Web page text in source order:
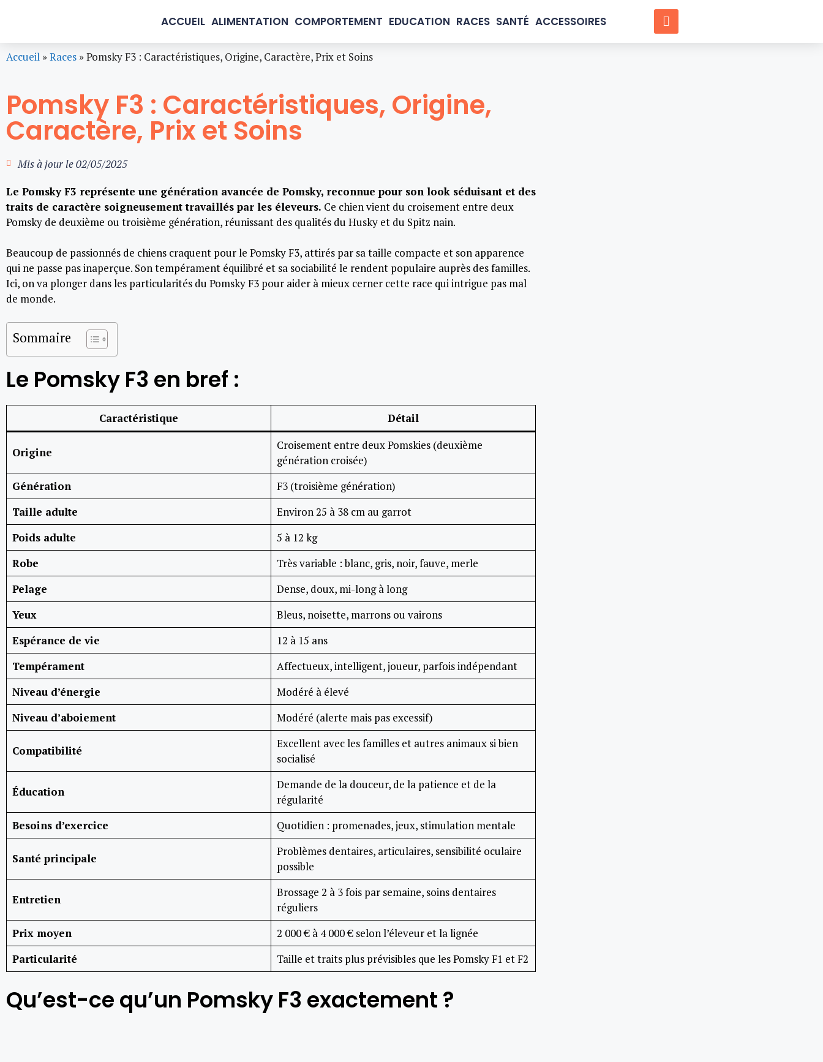
ACCUEIL ALIMENTATION COMPORTEMENT EDUCATION RACES SANTÉ ACCESSOIRES
Accueil »Races »Pomsky F3 : Caractéristiques, Origine, Caractère, Prix et Soins
Pomsky F3 : Caractéristiques, Origine,
Caractère, Prix et Soins
Mis à jour le02/05/2025
Le Pomsky F3 représente une génération avancée de Pomsky, reconnue pour son look séduisant et des
traits de caractère soigneusement travaillés par les éleveurs. Ce chien vient du croisement entre deux
Pomsky de deuxième ou troisième génération, réunissant des qualités du Husky et du Spitz nain.
Beaucoup de passionnés de chiens craquent pour le Pomsky F3, attirés par sa taille compacte et son apparence
qui ne passe pas inaperçue. Son tempérament équilibré et sa sociabilité le rendent populaire auprès des familles.
Ici, on va plonger dans les particularités du Pomsky F3 pour aider à mieux cerner cette race qui intrigue pas mal
de monde.
Sommaire
Le Pomsky F3 en bref :
Caractéristique Détail
Origine
Croisement entre deux Pomskies (deuxième
génération croisée)
Génération
F3 (troisième génération)
Taille adulte
Environ 25 à 38 cm au garrot
Poids adulte
5 à 12 kg
Robe
Très variable : blanc, gris, noir, fauve, merle
Pelage
Dense, doux, mi-long à long
Yeux
Bleus, noisette, marrons ou vairons
Espérance de vie
12 à 15 ans
Tempérament
Affectueux, intelligent, joueur, parfois indépendant
Niveau d’énergie
Modéré à élevé
Niveau d’aboiement
Modéré (alerte mais pas excessif)
Compatibilité
Excellent avec les familles et autres animaux si bien
socialisé
Éducation
Demande de la douceur, de la patience et de la
régularité
Besoins d’exercice
Quotidien : promenades, jeux, stimulation mentale
Santé principale
Problèmes dentaires, articulaires, sensibilité oculaire
possible
Entretien
Brossage 2 à 3 fois par semaine, soins dentaires
réguliers
Prix moyen
2 000 € à 4 000 € selon l’éleveur et la lignée
Particularité
Taille et traits plus prévisibles que les Pomsky F1 et F2
Qu’est-ce qu’un Pomsky F3 exactement ?